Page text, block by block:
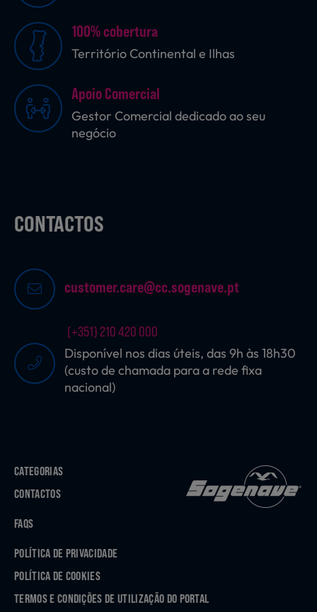
Sobremesas
Ração para Animais
100% cobertura
Território Continental e Ilhas
Apoio Comercial
Gestor Comercial dedicado ao seu
negócio
CONTACTOS
customer.care@cc.sogenave.pt
(+351) 210 420 000
Disponível nos dias úteis, das 9h às 18h30
(custo de chamada para a rede fixa
nacional)
CATEGORIAS
CONTACTOS
FAQS
POLÍTICA DE PRIVACIDADE
POLÍTICA DE COOKIES
TERMOS E CONDIÇÕES DE UTILIZAÇÃO DO PORTAL